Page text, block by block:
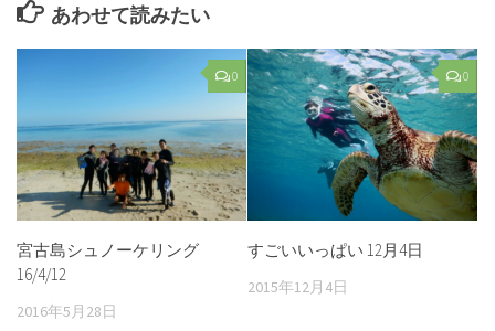
あわせて読みたい
0
宮古島シュノーケリング
16/4/12
2016年5月28日
0
すごいいっぱい 12月4日
2015年12月4日